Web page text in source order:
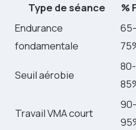
Type de séance %
Endurance
fondamentale
65-
Seuil aérobie
80-
Travail VMA court
90-